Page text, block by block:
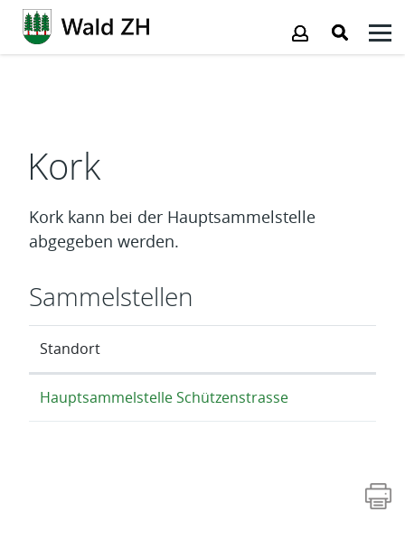
Kopfzeile
Inhalt
Kork
Kork kann bei der Hauptsammelstelle
abgegeben werden.
Sammelstellen
Standort
Hauptsammelstelle Schützenstrasse